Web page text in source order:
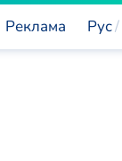
Реклама Рус